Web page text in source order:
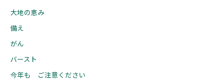
大地の恵み
備え
がん
バースト
今年も ご注意ください